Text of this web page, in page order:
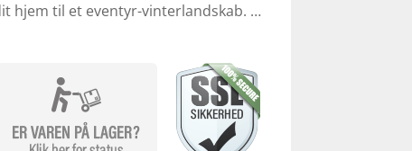
hjem til et eventyr-vinterlandskab. …